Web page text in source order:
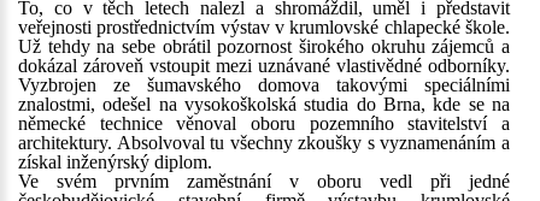
To, co v těch letech nalezl a shromáždil, uměl i představit
veřejnosti prostřednictvím výstav v krumlovské chlapecké škole.
Už tehdy na sebe obrátil pozornost širokého okruhu zájemců a
dokázal zároveň vstoupit mezi uznávané vlastivědné odborníky.
Vyzbrojen ze šumavského domova takovými speciálními
znalostmi, odešel na vysokoškolská studia do Brna, kde se na
německé technice věnoval oboru pozemního stavitelství a
architektury. Absolvoval tu všechny zkoušky s vyznamenáním a
získal inženýrský diplom.
Ve svém prvním zaměstnání v oboru vedl při jedné